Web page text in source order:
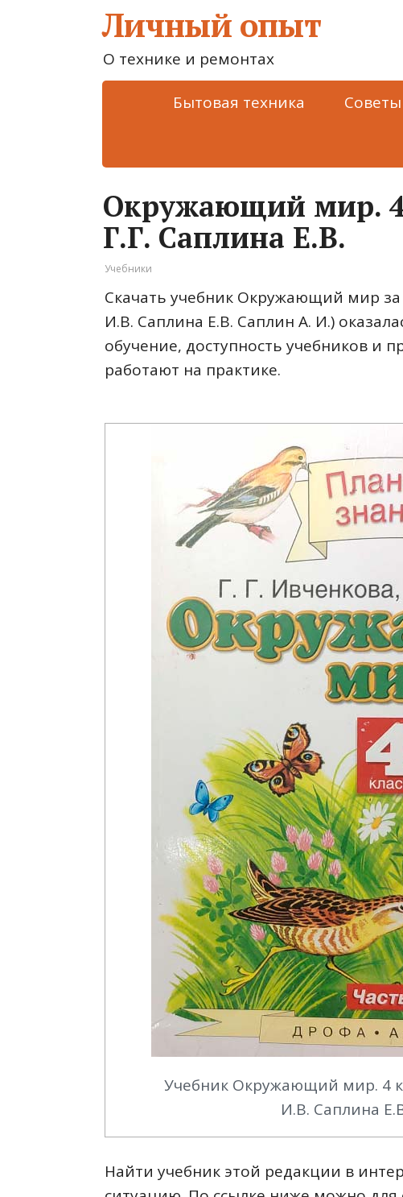
Личный опыт
О технике и ремонтах
Бытовая техника Советы
Окружающий мир. 4
Г.Г. Саплина Е.В.
Учебники
Скачать учебник Окружающий мир за
И.В. Саплина Е.В. Саплин А. И.)
обучение, доступность учебников и
работают на практике.
Учебник Окружающий мир. 4
И.В. Саплина
Найти учебник этой редакции в